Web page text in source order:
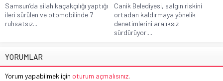
Samsun’da silah kaçakçılığı yaptığı
ileri sürülen ve otomobilinde 7
ruhsatsız...
Canik Belediyesi, salgın riskini
ortadan kaldırmaya yönelik
denetimlerini aralıksız
sürdürüyor....
YORUMLAR
Yorum yapabilmek için oturum açmalısınız.